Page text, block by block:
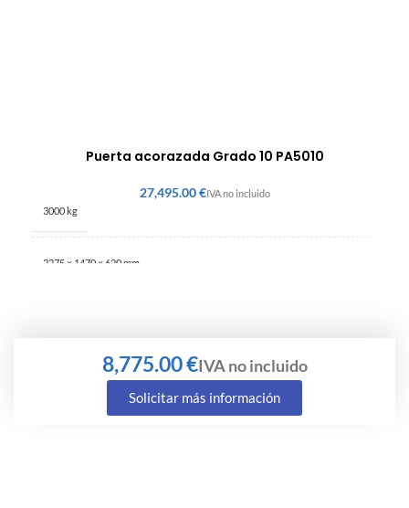
Puerta acorazada Grado 10 PA5010
€
3000 kg
2275 × 1470 × 620 mm
€
Solicitar más información